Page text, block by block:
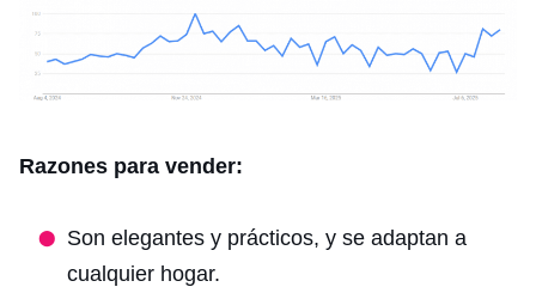
Razones para vender:
Son elegantes y prácticos, y se adaptan a
cualquier hogar.